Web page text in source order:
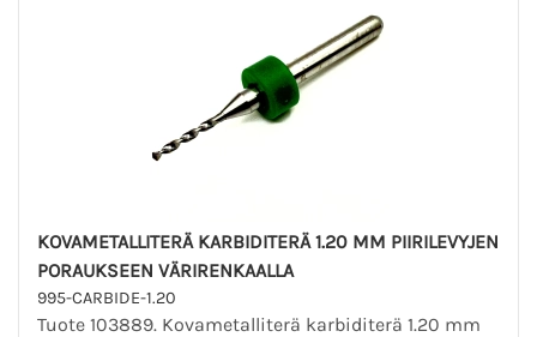
KOVAMETALLITERÄ KARBIDITERÄ 1.20 MM PIIRILEVYJEN
PORAUKSEEN VÄRIRENKAALLA
995-CARBIDE-1.20
Tuote 103889. Kovametalliterä karbiditerä 1.20 mm